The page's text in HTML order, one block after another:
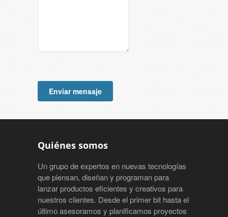
Quiénes somos
Un grupo de expertos en nuevas tecnologías
que piensan, diseñan y programan para
lanzar productos eficientes y creativos para
nuestros clientes. Desde el primer bit hasta el
último asesoramos y planificamos proyectos